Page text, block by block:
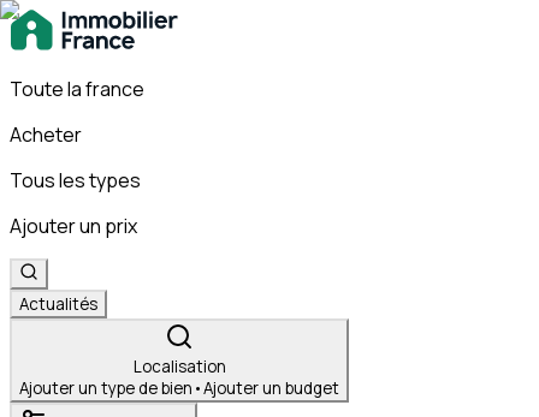
Toute la france
Acheter
Tous les types
Ajouter un prix
Actualités
Localisation
Ajouter un type de bien •Ajouter un budget